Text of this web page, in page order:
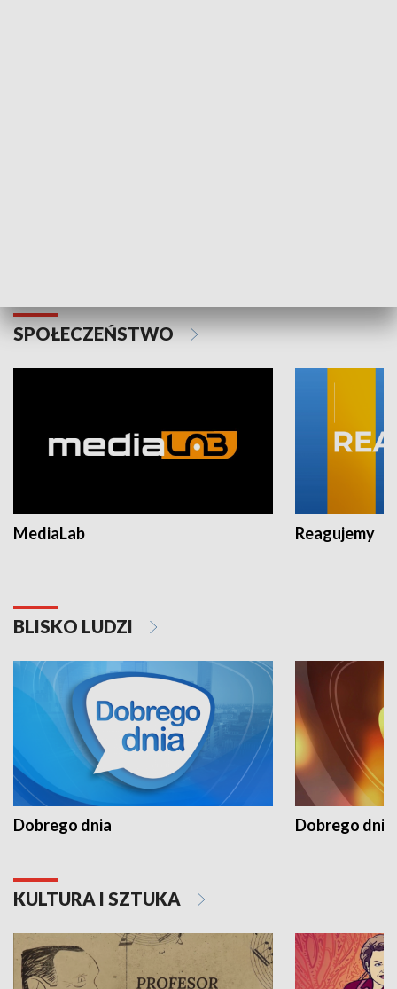
SPOŁECZEŃSTWO
MediaLab Reagujemy
BLISKO LUDZI
Dobrego dnia Dobrego dnia
KULTURA I SZTUKA